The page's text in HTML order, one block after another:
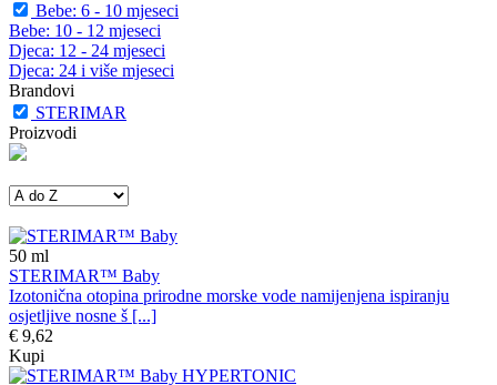
Bebe: 6 - 10 mjeseci
Bebe: 10 - 12 mjeseci
Djeca: 12 - 24 mjeseci
Djeca: 24 i više mjeseci
Brandovi
STERIMAR
Proizvodi
50 ml
STERIMAR™ Baby
Izotonična otopina prirodne morske vode namijenjena ispiranju
osjetljive nosne š [...]
€ 9,62
Kupi